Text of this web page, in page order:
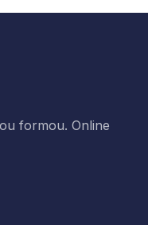
formou. Online